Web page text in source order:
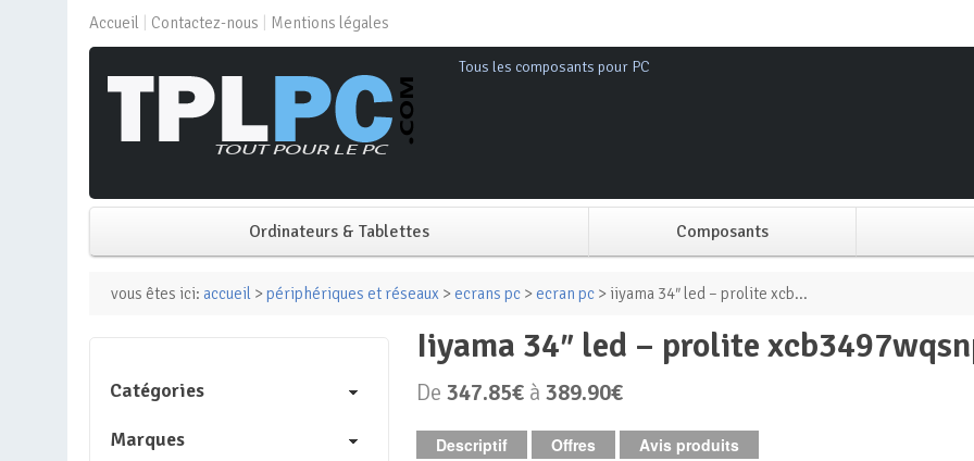
Accueil Contactez-nous Mentions légales
Tous les composants pour PC
Ordinateurs & Tablettes
PC de bureau
Mini PC
PC Tout-en-un
Composants
Alimentation PC
Boitier PC
Carte graphique
Carte mère
vous êtes ici: accueil > périphériques et réseaux > ecrans pc > ecran pc > iiyama 34″ led – prolite xcb...
iiyama 34″ led – prolite
De347.85€ à389.90€
Descriptif Offres Avis produits
Catégories
Marques